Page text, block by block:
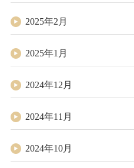
2025年2月
2025年1月
2024年12月
2024年11月
2024年10月